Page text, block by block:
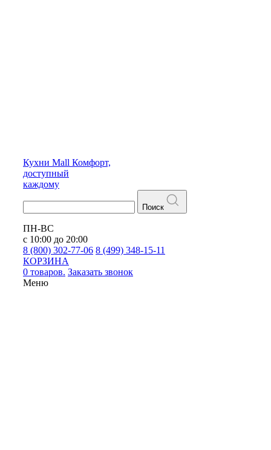
Кухни Mall Комфорт,
доступный
каждому
Поиск
ПН-ВС
с 10:00 до 20:00
8 (800) 302-77-06 8 (499) 348-15-11
КОРЗИНА
0 товаров. Заказать звонок
Меню